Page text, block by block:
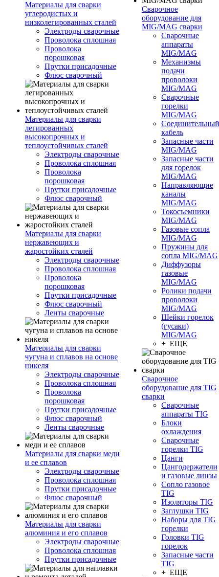
Материалы для сварки
углеродистых и
низколегированных сталей
Электроды сварочные
Проволока сплошная
Проволока
порошковая
Прутки присадочные
Флюс сварочный
Материалы для сварки
легированных
высокопрочных и
теплоустойчивых сталей
Электроды сварочные
Проволока сплошная
Проволока
порошковая
Прутки присадочные
Флюс сварочный
Материалы для сварки
нержавеющих и
жаростойких сталей
Электроды сварочные
Проволока сплошная
Проволока
порошковая
Прутки присадочные
Флюс сварочный
Ленты сварочные
Материалы для сварки
чугуна и сплавов на основе
никеля
Электроды сварочные
Проволока сплошная
Проволока
порошковая
Прутки присадочные
Флюс сварочный
Ленты сварочные
Материалы для сварки меди
и ее сплавов
Электроды сварочные
Проволока сплошная
Прутки присадочные
Флюс сварочный
Материалы для сварки
алюминия и его сплавов
Электроды сварочные
Проволока сплошная
Прутки присадочные
Сварочное
оборудование для
MIG/MAG сварки
Сварочные
аппараты
MIG/MAG
Механизмы
подачи
проволоки
MIG/MAG
Сварочные
горелки
MIG/MAG
Соединительный
кабель
Запасные части
MIG/MAG
Запасные части
для горелок
MIG/MAG
Направляющие
каналы
MIG/MAG
Токосъемники
MIG/MAG
Газовые сопла
MIG/MAG
Пружины для
сопла MIG/MAG
Диффузоры
газовые
MIG/MAG
Ролики подачи
проволоки
MIG/MAG
Шейки горелок
(гусаки)
MIG/MAG
+ ЕЩЕ
Сварочное
оборудование для TIG
сварки
Сварочные
аппараты TIG
Блоки
охлаждения
Сварочные
горелки TIG
Цанги
Цангодержатели
и газовые линзы
Сопло газовое
TIG
Изоляторы TIG
Заглушки TIG
Наборы для TIG
горелки
Головки TIG
горелок
Запасные части
TIG
+ ЕЩЕ